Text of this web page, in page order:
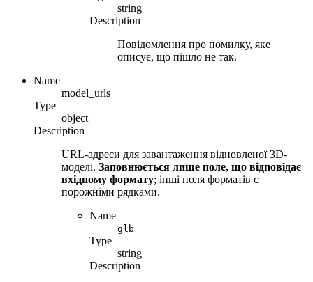
string
Description
Повідомлення про помилку, яке
описує, що пішло не так.
Name
model_urls
Type
object
Description
URL-адреси для завантаження відновленої 3D-
моделі. Заповнюється лише поле, що відповідає
вхідному формату; інші поля форматів є
порожніми рядками.
Name
glb
Type
string
Description